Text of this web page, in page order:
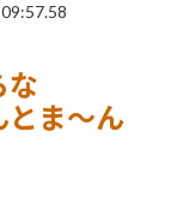
な
とま～ん